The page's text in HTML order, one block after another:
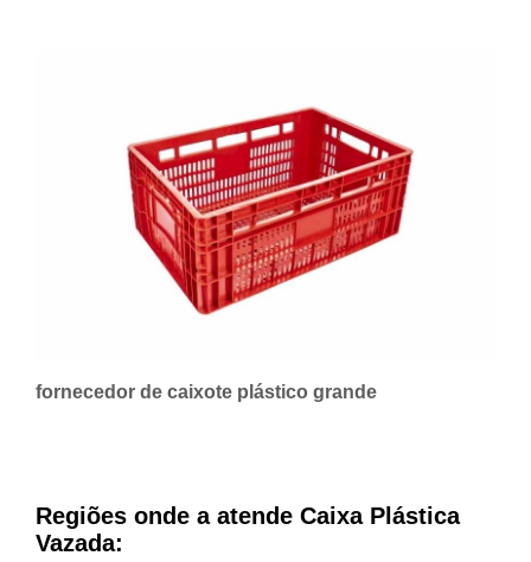
fornecedor de caixote plástico grande
Regiões onde a atende Caixa Plástica
Vazada: